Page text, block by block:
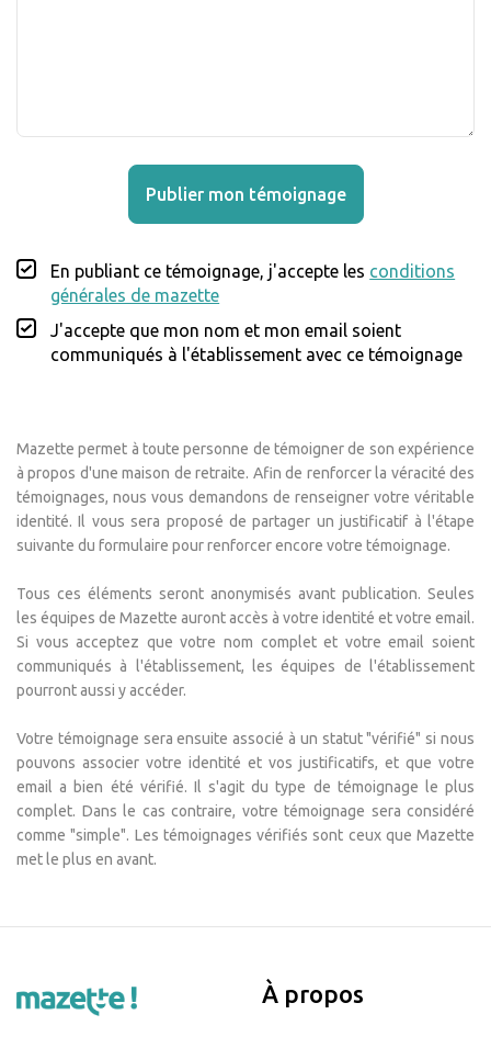
Publier mon témoignage
En publiant ce témoignage, j'accepte les conditions
générales de mazette
J'accepte que mon nom et mon email soient
communiqués à l'établissement avec ce témoignage
Mazette permet à toute personne de témoigner de son expérience
à propos d'une maison de retraite. Afin de renforcer la véracité des
témoignages, nous vous demandons de renseigner votre véritable
identité. Il vous sera proposé de partager un justificatif à l'étape
suivante du formulaire pour renforcer encore votre témoignage.
Tous ces éléments seront anonymisés avant publication. Seules
les équipes de Mazette auront accès à votre identité et votre email.
Si vous acceptez que votre nom complet et votre email soient
communiqués à l'établissement, les équipes de l'établissement
pourront aussi y accéder.
Votre témoignage sera ensuite associé à un statut "vérifié" si nous
pouvons associer votre identité et vos justificatifs, et que votre
email a bien été vérifié. Il s'agit du type de témoignage le plus
complet. Dans le cas contraire, votre témoignage sera considéré
comme "simple". Les témoignages vérifiés sont ceux que Mazette
met le plus en avant.
À propos